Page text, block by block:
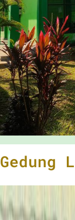
Gedung